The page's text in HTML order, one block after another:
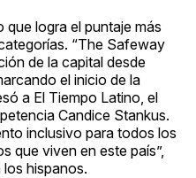
que logra el puntaje más
“The Safeway
de la capital desde
el inicio de la
a El Tiempo Latino, el
Candice Stankus.
inclusivo para todos los
que viven en este país”,
hispanos.